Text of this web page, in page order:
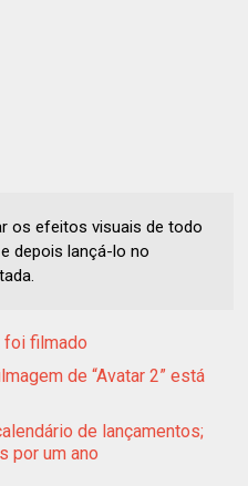
os efeitos visuais de todo
depois lançá-lo no
foi filmado
de “Avatar 2” está
de lançamentos;
por um ano